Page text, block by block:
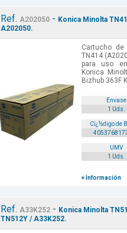
Ref. A202050- Konica Minolta
A202050.
Cartucho
TN414
para uso
Konica
Bizhub 363F
Envase
1 Uds.
Cï¿½digo de
UMV
1 Uds.
+ Información
Ref. A33K252- Konica Minolta
TN512Y / A33K252.